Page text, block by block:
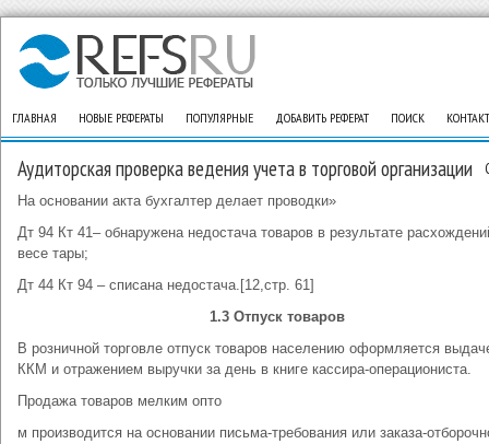
ГЛАВНАЯ НОВЫЕ РЕФЕРАТЫ ПОПУЛЯРНЫЕ ДОБАВИТЬ РЕФЕРАТ ПОИСК
Аудиторская проверка ведения учета в торговой организации
На основании акта бухгалтер делает проводки»
Дт 94 Кт 41– обнаружена недостача товаров в результате
весе тары;
Дт 44 Кт 94 – списана недостача.[12,стр. 61]
1.3 Отпуск товаров
В розничной торговле отпуск товаров населению оформляется
ККМ и отражением выручки за день в книге кассира-операциониста.
Продажа товаров мелким опто
м производится на основании письма-требования или заказа-